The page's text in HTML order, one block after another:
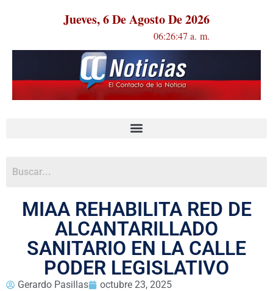
Jueves, 6 De Agosto De 2026
06:26:47 a. m.
MIAA REHABILITA RED DE
ALCANTARILLADO
SANITARIO EN LA CALLE
PODER LEGISLATIVO
Gerardo Pasillas octubre 23, 2025